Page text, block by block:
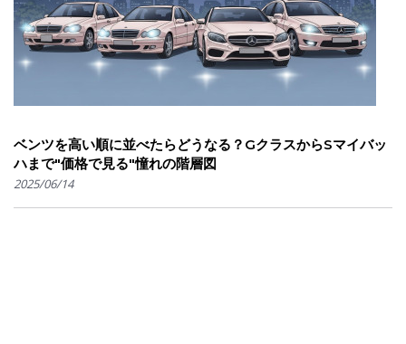
ベンツを高い順に並べたらどうなる？GクラスからSマイバッ
ハまで"価格で見る"憧れの階層図
2025/06/14